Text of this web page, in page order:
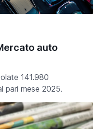
auto
141.980
pari mese 2025.